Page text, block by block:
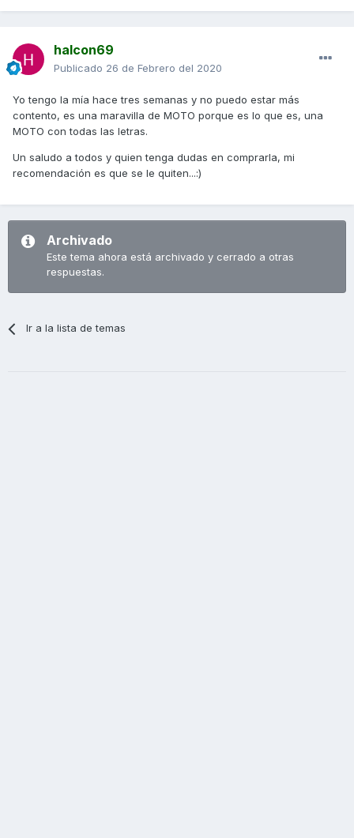
halcon69
Publicado 26 de Febrero del 2020
Yo tengo la mía hace tres semanas y no puedo estar más
contento, es una maravilla de MOTO porque es lo que es, una
MOTO con todas las letras.
Un saludo a todos y quien tenga dudas en comprarla, mi
recomendación es que se le quiten...:)
Archivado
Este tema ahora está archivado y cerrado a otras
respuestas.
Ir a la lista de temas